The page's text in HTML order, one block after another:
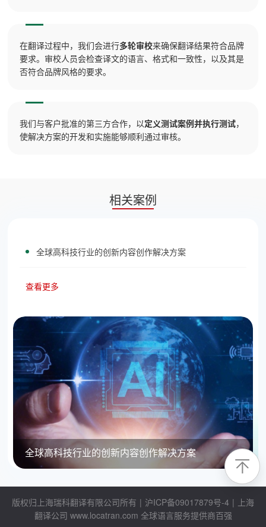
在翻译过程中，我们会进行多轮审校来确保翻译结果符合品牌
要求。审校人员会检查译文的语言、格式和一致性，以及其是
否符合品牌风格的要求。
我们与客户批准的第三方合作，以定义测试案例并执行测试，
使解决方案的开发和实施能够顺利通过审核。
相关案例
全球高科技行业的创新内容创作解决方案
查看更多
全球高科技行业的创新内容创作解决方案
版权归上海瑞科翻译有限公司所有 | 沪ICP备09017879号-4 | 上海
翻译公司 www.locatran.com 全球语言服务提供商百强